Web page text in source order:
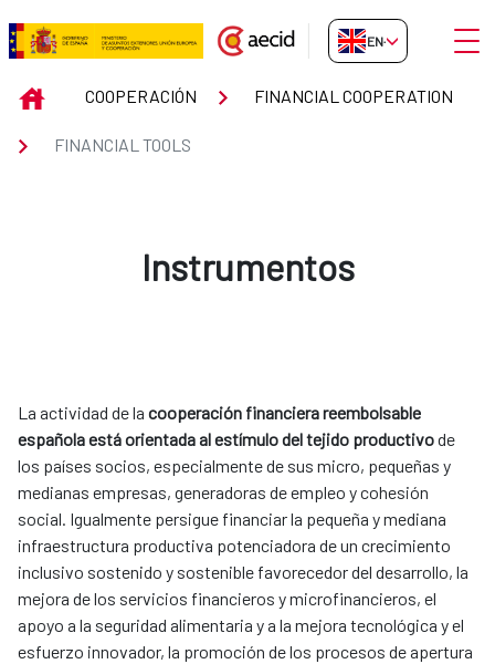
Skip to Main Content
FINANCIAL TOOLS
EN-GB
INICIOCOOPERACIÓN FINANCIAL COOPERATION
FINANCIAL TOOLS
Instrumentos
La actividad de la cooperación financiera reembolsable
española está orientada al estímulo del tejido productivode
los países socios, especialmente de sus micro, pequeñas y
medianas empresas, generadoras de empleo y cohesión
social. Igualmente persigue financiar la pequeña y mediana
infraestructura productiva potenciadora de un crecimiento
inclusivo sostenido y sostenible favorecedor del desarrollo, la
mejora de los servicios financieros y microfinancieros, el
apoyo a la seguridad alimentaria y a la mejora tecnológica y el
esfuerzo innovador, la promoción de los procesos de apertura